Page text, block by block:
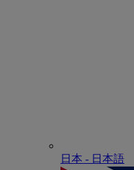
日本 - ⽇本語